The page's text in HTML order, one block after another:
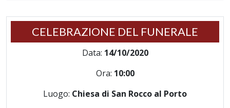
CELEBRAZIONE DEL FUNERALE
Data: 14/10/2020
Ora: 10:00
Luogo: Chiesa di San Rocco al Porto